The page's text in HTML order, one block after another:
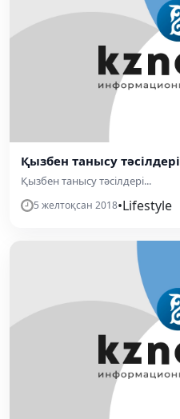
Қызбен танысу тәсілдері
Қызбен танысу тәсілдері...
5 желтоқсан 2018•Lifestyle